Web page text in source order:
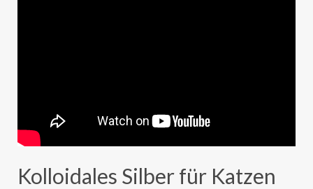
Kolloidales Silber für Katzen